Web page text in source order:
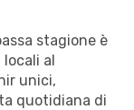
stagione è
al
unici,
quotidiana di